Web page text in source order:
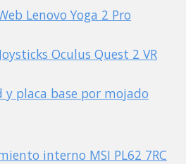
Lenovo Yoga 2 Pro
Oculus Quest 2 VR
y placa base por mojado
interno MSI PL62 7RC